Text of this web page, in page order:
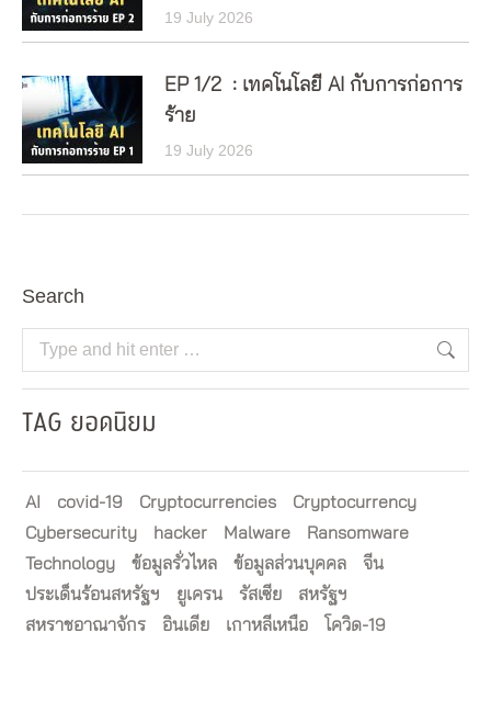
19 July 2026
EP 1/2 : เทคโนโลยี AI กับการก่อการ
ร้าย
19 July 2026
Search
Search:
TAG ยอดนิยม
AI covid-19 Cryptocurrencies
Cryptocurrency
Cybersecurity
hacker Malware
Ransomware
Technology
ข้อมูลรั่วไหล ข้อมูลส่วนบุคคล
จีน
ประเด็นร้อนสหรัฐฯ
ยูเครน รัสเซีย
สหรัฐฯ
สหราชอาณาจักร
อินเดีย เกาหลีเหนือ โควิด-19